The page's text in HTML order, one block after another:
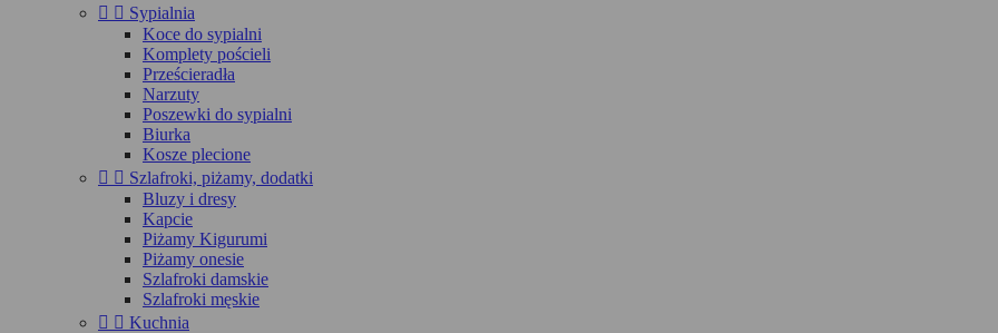
  Sypialnia
Koce do sypialni
Komplety pościeli
Prześcieradła
Narzuty
Poszewki do sypialni
Biurka
Kosze plecione
  Szlafroki, piżamy, dodatki
Bluzy i dresy
Kapcie
Piżamy Kigurumi
Piżamy onesie
Szlafroki damskie
Szlafroki męskie
  Kuchnia